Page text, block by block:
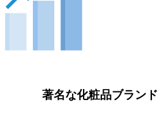
著名な化粧品ブランド